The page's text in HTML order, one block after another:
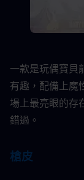
一款是玩偶寶貝
有趣，配備上魔
場上最亮眼的存
錯過。​
槍皮​